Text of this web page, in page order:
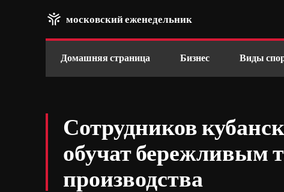
московский еженедельник
Домашняя страница Бизнес Виды
Сотрудников
обучат бережливым
производства